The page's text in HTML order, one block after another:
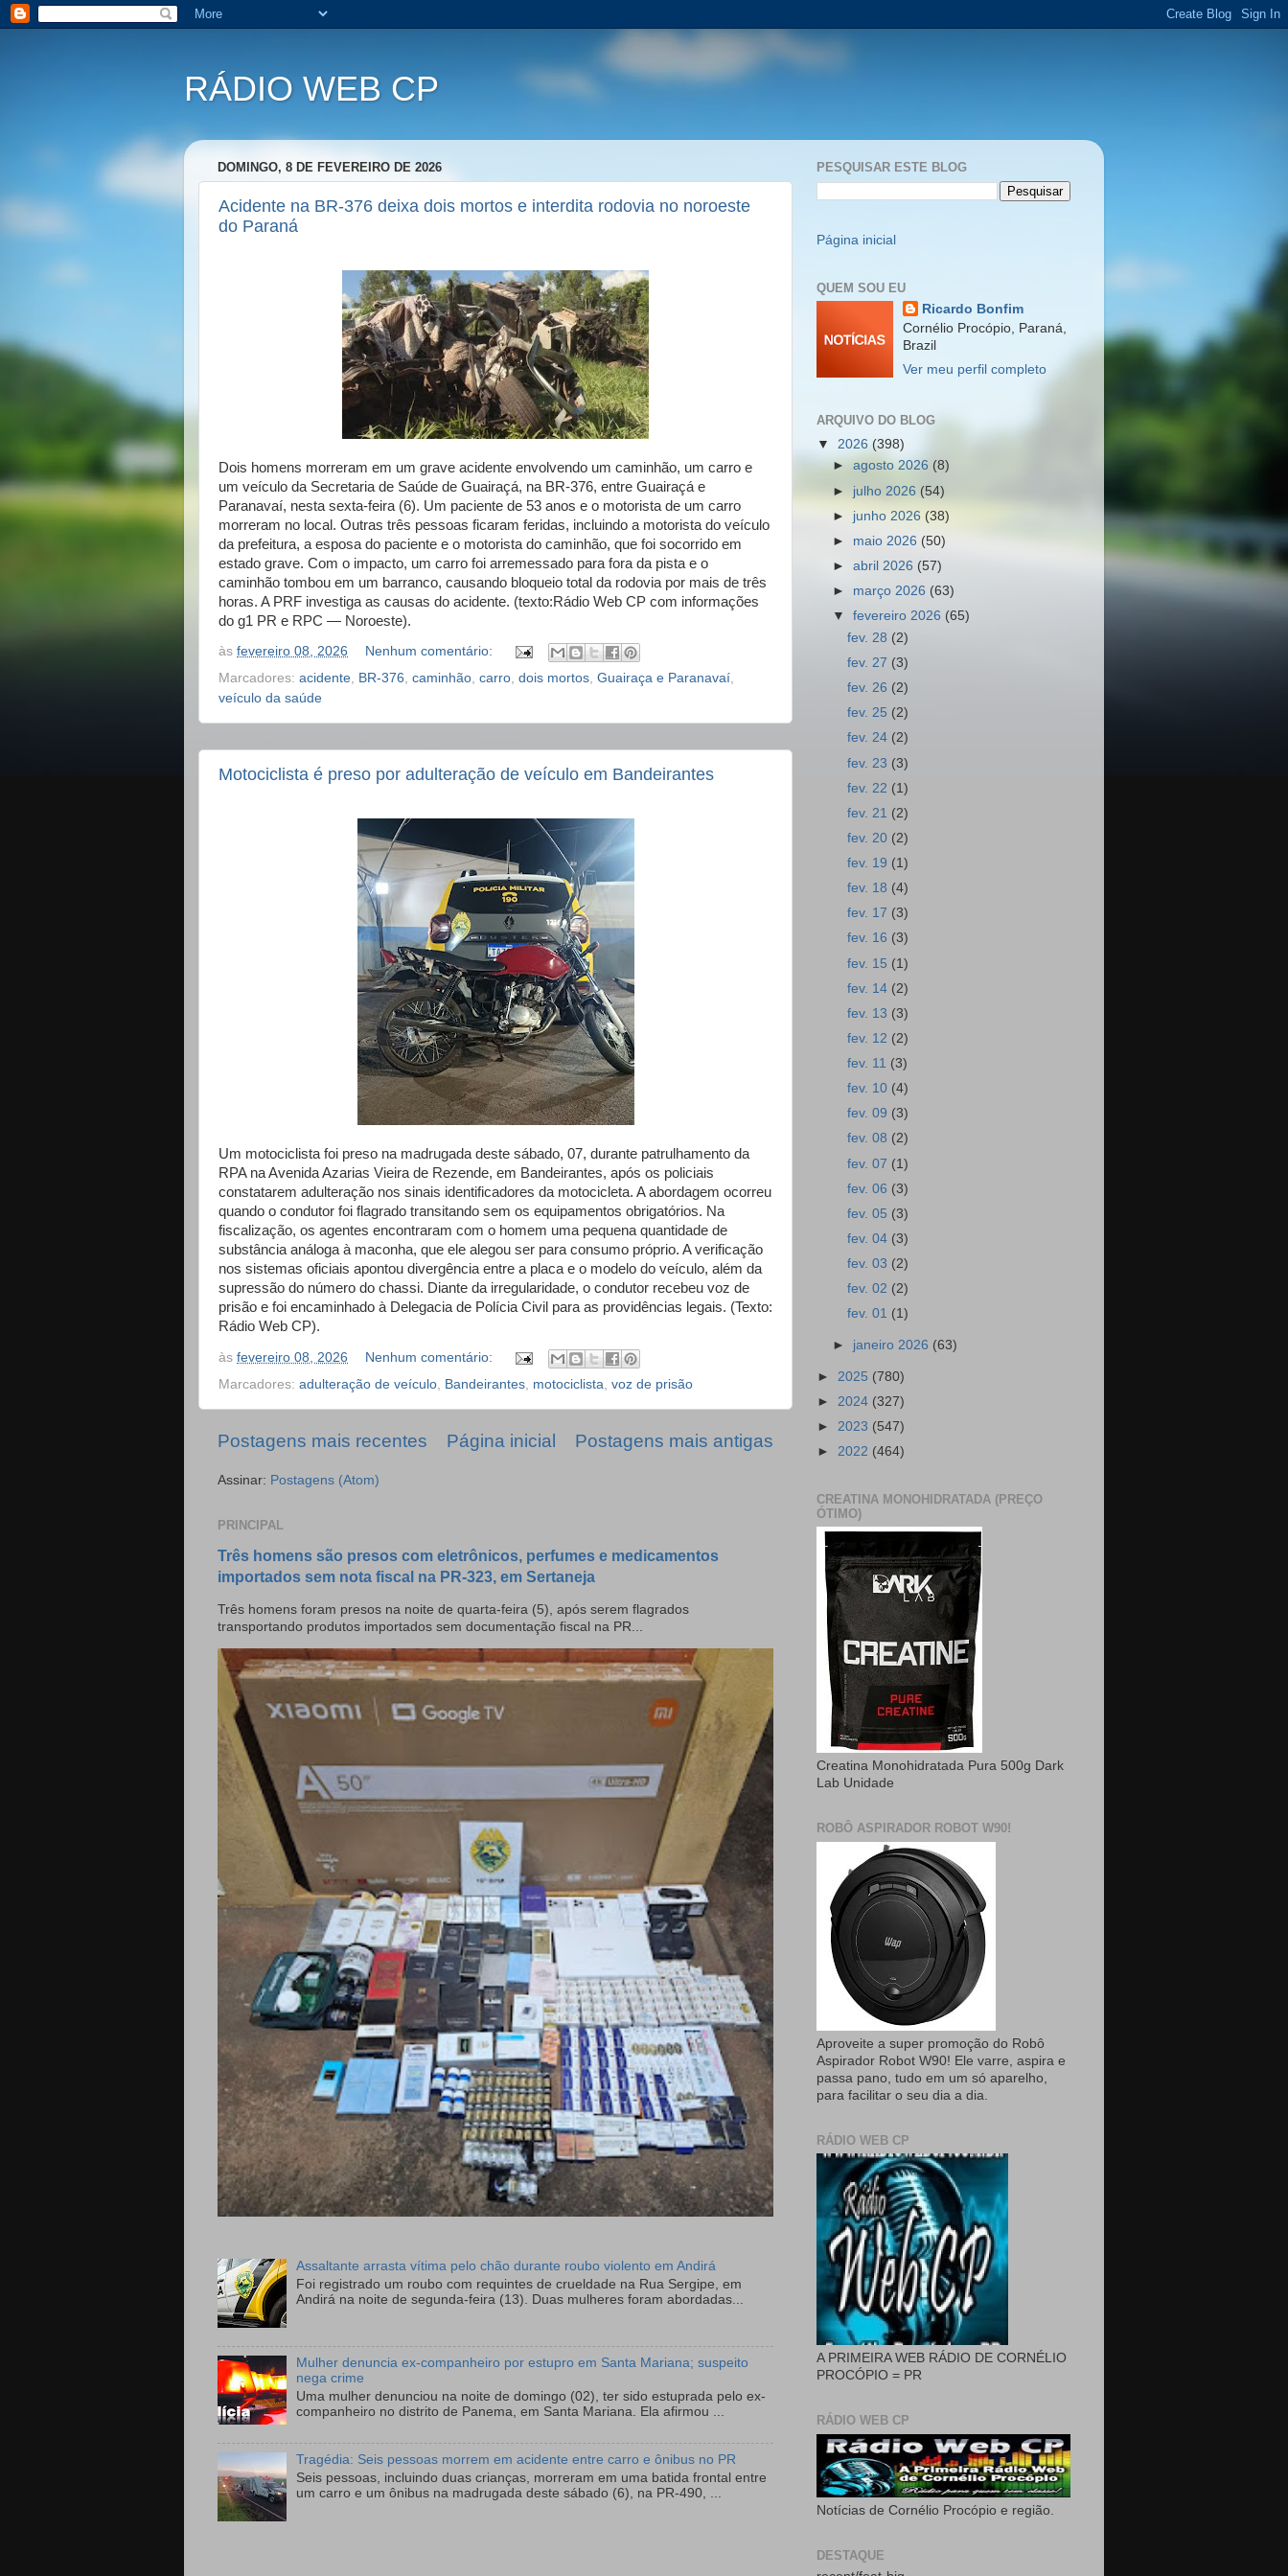
RÁDIO WEB CP
DOMINGO, 8 DE FEVEREIRO DE 2026
Acidente na BR-376 deixa dois mortos e interdita rodovia no noroeste
do Paraná
Dois homens morreram em um grave acidente envolvendo um caminhão, um carro e
um veículo da Secretaria de Saúde de Guairaçá, na BR-376, entre Guairaçá e
Paranavaí, nesta sexta-feira (6). Um paciente de 53 anos e o motorista de um carro
morreram no local. Outras três pessoas ficaram feridas, incluindo a motorista do veículo
da prefeitura, a esposa do paciente e o motorista do caminhão, que foi socorrido em
estado grave. Com o impacto, um carro foi arremessado para fora da pista e o
caminhão tombou em um barranco, causando bloqueio total da rodovia por mais de três
horas. A PRF investiga as causas do acidente. (texto:Rádio Web CP com informações
do g1 PR e RPC — Noroeste).
às fevereiro 08, 2026
Nenhum comentário:
Marcadores: acidente, BR-376, caminhão, carro, dois mortos, Guairaça e Paranavaí,
veículo da saúde
Motociclista é preso por adulteração de veículo em Bandeirantes
Um motociclista foi preso na madrugada deste sábado, 07, durante patrulhamento da
RPA na Avenida Azarias Vieira de Rezende, em Bandeirantes, após os policiais
constatarem adulteração nos sinais identificadores da motocicleta. A abordagem ocorreu
quando o condutor foi flagrado transitando sem os equipamentos obrigatórios. Na
fiscalização, os agentes encontraram com o homem uma pequena quantidade de
substância análoga à maconha, que ele alegou ser para consumo próprio. A verificação
nos sistemas oficiais apontou divergência entre a placa e o modelo do veículo, além da
supressão do número do chassi. Diante da irregularidade, o condutor recebeu voz de
prisão e foi encaminhado à Delegacia de Polícia Civil para as providências legais. (Texto:
Rádio Web CP).
às fevereiro 08, 2026
Nenhum comentário:
Marcadores: adulteração de veículo Bandeirantes motociclista voz de prisão
Postagens mais recentes Postagens mais antigas
Página inicial
Assinar: Postagens (Atom)
PRINCIPAL
Três homens são presos com eletrônicos, perfumes e medicamentos
importados sem nota fiscal na PR-323, em Sertaneja
Três homens foram presos na noite de quarta-feira (5), após serem flagrados
transportando produtos importados sem documentação fiscal na PR...
Assaltante arrasta vítima pelo chão durante roubo violento em Andirá
Foi registrado um roubo com requintes de crueldade na Rua Sergipe, em
Andirá na noite de segunda-feira (13). Duas mulheres foram abordadas...
Mulher denuncia ex-companheiro por estupro em Santa Mariana; suspeito
nega crime
Uma mulher denunciou na noite de domingo (02), ter sido estuprada pelo ex-
companheiro no distrito de Panema, em Santa Mariana. Ela afirmou ...
Tragédia: Seis pessoas morrem em acidente entre carro e ônibus no PR
Seis pessoas, incluindo duas crianças, morreram em uma batida frontal entre
um carro e um ônibus na madrugada deste sábado (6), na PR-490, ...
PESQUISAR ESTE BLOG
Página inicial
QUEM SOU EU
Ricardo Bonfim
Cornélio Procópio, Paraná,
Brazil
Ver meu perfil completo
ARQUIVO DO BLOG
▼ 2026 (398)
►agosto 2026 (8)
► julho 2026 (54)
► junho 2026 (38)
► maio 2026 (50)
►abril 2026 (57)
► março 2026 (63)
▼fevereiro 2026 (65)
fev. 28 (2)
fev. 27 (3)
fev. 26 (2)
fev. 25 (2)
fev. 24 (2)
fev. 23 (3)
fev. 22 (1)
fev. 21 (2)
fev. 20 (2)
fev. 19 (1)
fev. 18 (4)
fev. 17 (3)
fev. 16 (3)
fev. 15 (1)
fev. 14 (2)
fev. 13 (3)
fev. 12 (2)
fev. 11 (3)
fev. 10 (4)
fev. 09 (3)
fev. 08 (2)
fev. 07 (1)
fev. 06 (3)
fev. 05 (3)
fev. 04 (3)
fev. 03 (2)
fev. 02 (2)
fev. 01 (1)
► janeiro 2026 (63)
► 2025 (780)
► 2024 (327)
► 2023 (547)
► 2022 (464)
CREATINA MONOHIDRATADA (PREÇO
ÓTIMO)
Creatina Monohidratada Pura 500g Dark
Lab Unidade
ROBÔ ASPIRADOR ROBOT W90!
Aproveite a super promoção do Robô
Aspirador Robot W90! Ele varre, aspira e
passa pano, tudo em um só aparelho,
para facilitar o seu dia a dia.
RÁDIO WEB CP
A PRIMEIRA WEB RÁDIO DE CORNÉLIO
PROCÓPIO = PR
RÁDIO WEB CP
Notícias de Cornélio Procópio e região.
DESTAQUE